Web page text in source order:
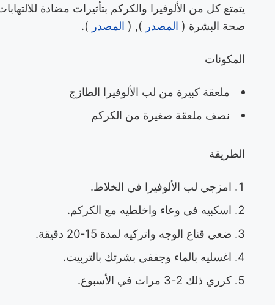
يتمتع كل من الألوفيرا والكركم بتأثيرات مضادة
صحة البشرة ( المصدر ), ( المصدر ).
المكونات
ملعقة كبيرة من لب الألوفيرا الطازج
نصف ملعقة صغيرة من الكركم
الطريقة
امزجي لب الألوفيرا في الخلاط.
اسكبيه في وعاء واخلطيه مع الكركم.
ضعي قناع الوجه واتركيه لمدة 15-20 دقيقة.
اغسليه بالماء وجففي بشرتك بالتربيت.
كرري ذلك 2-3 مرات في الأسبوع.